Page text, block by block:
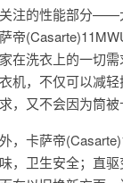
注的性能部分——
帝
在洗衣上的一切
机，不仅可以减
，又不会因为筒
，卡萨帝
，卫生安全；直